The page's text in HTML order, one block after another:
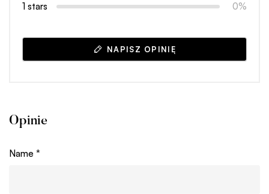
1 stars
0%
NAPISZ OPINIĘ
Opinie
Name *